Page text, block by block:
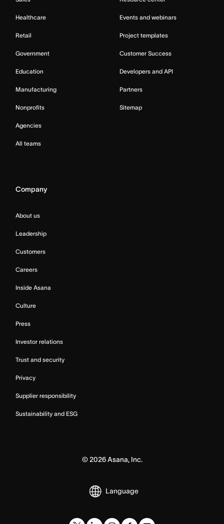
Healthcare
Retail
Government
Education
Manufacturing
Nonprofits
Agencies
All teams
Events and webinars
Project templates
Customer Success
Developers and API
Partners
Sitemap
Company
About us
Leadership
Customers
Careers
Inside Asana
Culture
Press
Investor relations
Trust and security
Privacy
Supplier responsibility
Sustainability and ESG
© 2026Asana, Inc.
Language